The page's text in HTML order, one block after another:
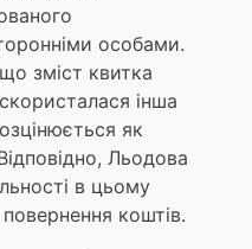
особами.
зміст квитка
інша
як
Льодова
в цьому
коштів.